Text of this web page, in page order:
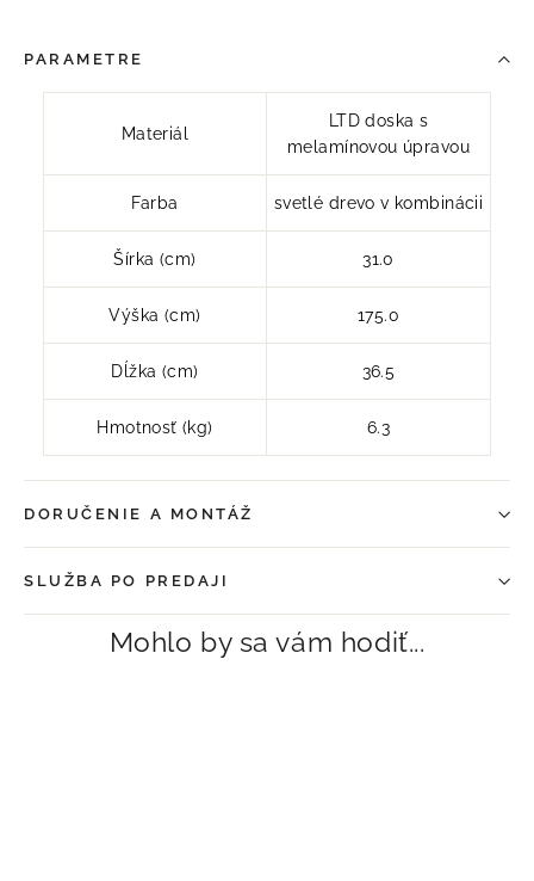
PARAMETRE
Materiál
LTD doska s
melamínovou úpravou
Farba svetlé drevo v kombinácii
Šírka (cm) 31.0
Výška (cm) 175.0
Dĺžka (cm) 36.5
Hmotnosť (kg) 6.3
DORUČENIE A MONTÁŽ
SLUŽBA PO PREDAJI
Mohlo by sa vám hodiť...